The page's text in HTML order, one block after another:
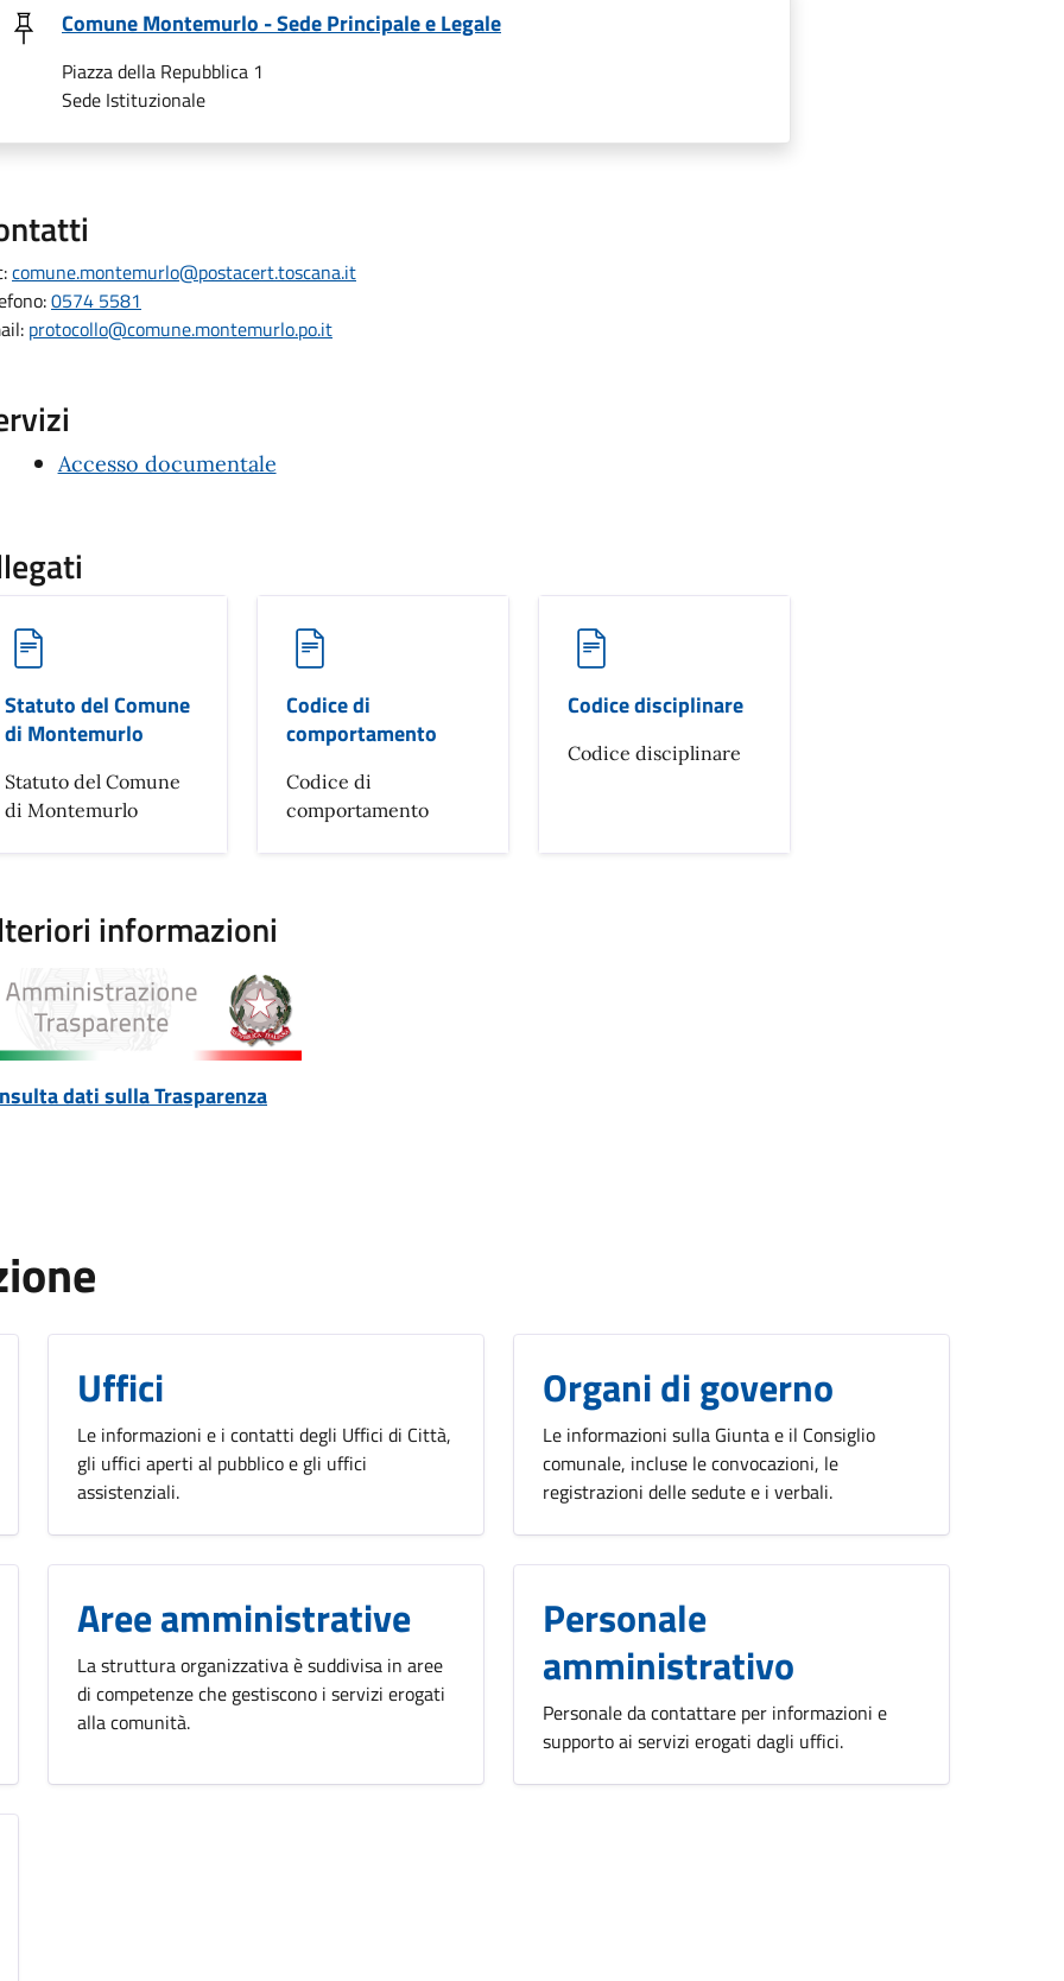
Comune Montemurlo - Sede Principale e Legale
Piazza della Repubblica 1
Sede Istituzionale
comune.montemurlo@postacert.toscana.it
0574 5581
protocollo@comune.montemurlo.po.it
Accesso documentale
Statuto del Comune
di Montemurlo
Statuto del Comune
di Montemurlo
Codice di
comportamento
Codice di
comportamento
Codice disciplinare
Codice disciplinare
informazioni
dati sulla Trasparenza
Uffici
Le informazioni e i contatti degli Uffici di Città,
gli uffici aperti al pubblico e gli uffici
assistenziali.
Organi di governo
Le informazioni sulla Giunta e il Consiglio
comunale, incluse le convocazioni, le
registrazioni delle sedute e i verbali.
Aree amministrative
La struttura organizzativa è suddivisa in aree
di competenze che gestiscono i servizi erogati
alla comunità.
Personale
amministrativo
Personale da contattare per informazioni e
supporto ai servizi erogati dagli uffici.